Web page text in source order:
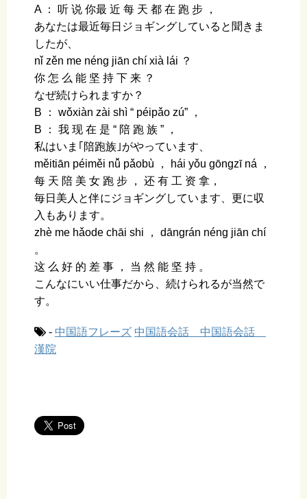
A ： 听 说 你最 近 每 天 都 在 跑 步 ，
あなたは最近毎日ジョギングしていると聞きま
したが、
nǐ zěn me nénɡ jiān chí xià lái ？
你 怎 么 能 坚 持 下 来 ？
なぜ続けられますか？
B ： wǒxiàn zài shì “ péipǎo zú” ，
B ： 我 现 在 是 “ 陪 跑 族 ” ，
私はいま｢陪跑族｣がやっています、
měitiān péiměi nǚ pǎobù ， hái yǒu ɡōnɡzī ná ，
每 天 陪 美 女 跑 步 ， 还 有 工 资 拿，
毎日美人と伴にジョギングしています、更に収
入もあります。
zhè me hǎode chāi shi ， dānɡrán nénɡ jiān chí
。
这 么 好 的 差 事 ， 当 然 能 坚 持 。
こんなにいい仕事だから、続けられるが当然で
す。
- 中国語フレーズ 中国語会話 中国語会話
漢院